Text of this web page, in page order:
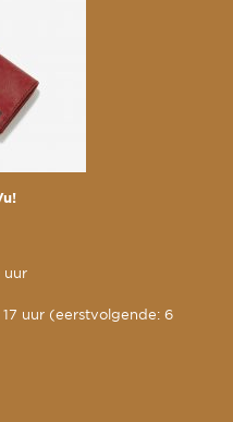
uur
uur (eerstvolgende: 6